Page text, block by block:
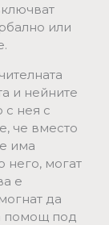
или
и нейните
с нея с
че вместо
има
него, могат
е
да
помощ под